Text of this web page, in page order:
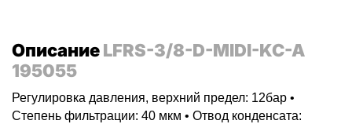
ОписаниеLFRS-3/8-D-MIDI-KC-A
195055
Регулировка давления, верхний предел: 12бар •
Степень фильтрации: 40 мкм • Отвод конденсата: